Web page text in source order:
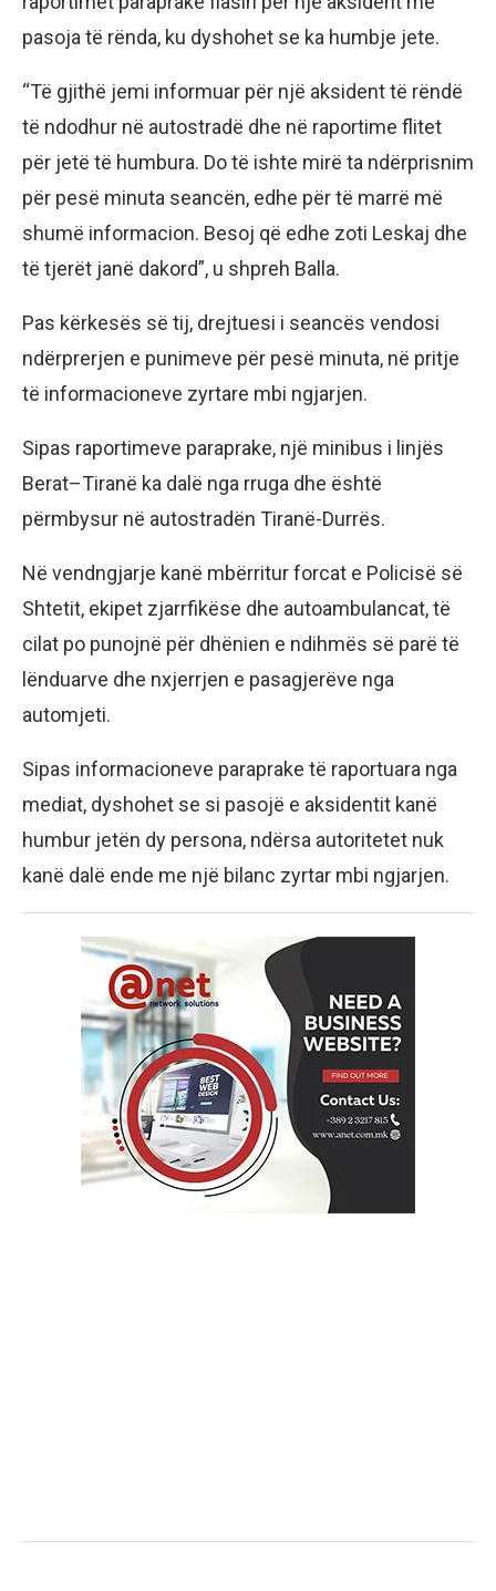
pasoja të rënda, ku dyshohet se ka humbje jete.
“Të gjithë jemi informuar për një aksident të rëndë
të ndodhur në autostradë dhe në raportime flitet
për jetë të humbura. Do të ishte mirë ta ndërprisnim
për pesë minuta seancën, edhe për të marrë më
shumë informacion. Besoj që edhe zoti Leskaj dhe
të tjerët janë dakord”, u shpreh Balla.
Pas kërkesës së tij, drejtuesi i seancës vendosi
ndërprerjen e punimeve për pesë minuta, në pritje
të informacioneve zyrtare mbi ngjarjen.
Sipas raportimeve paraprake, një minibus i linjës
Berat–Tiranë ka dalë nga rruga dhe është
përmbysur në autostradën Tiranë-Durrës.
Në vendngjarje kanë mbërritur forcat e Policisë së
Shtetit, ekipet zjarrfikëse dhe autoambulancat, të
cilat po punojnë për dhënien e ndihmës së parë të
lënduarve dhe nxjerrjen e pasagjerëve nga
automjeti.
Sipas informacioneve paraprake të raportuara nga
mediat, dyshohet se si pasojë e aksidentit kanë
humbur jetën dy persona, ndërsa autoritetet nuk
kanë dalë ende me një bilanc zyrtar mbi ngjarjen.